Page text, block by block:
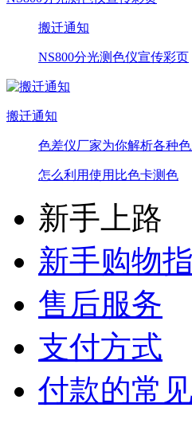
搬迁通知
NS800分光测色仪宣传彩页
搬迁通知
色差仪厂家为你解析各种
怎么利用使用比色卡测色
新手上路
新手购物
售后服务
支付方式
付款的常